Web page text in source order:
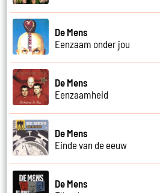
De Mens
Eenzaam onder jou
De Mens
Eenzaamheid
De Mens
Einde van de eeuw
De Mens